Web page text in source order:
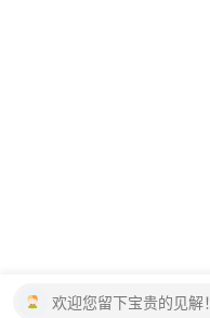
欢迎您留下宝贵的见解！